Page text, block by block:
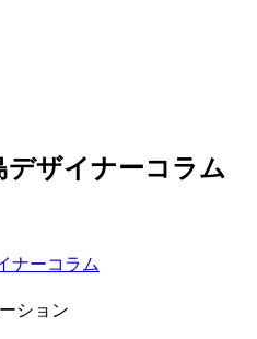
ナーコラム
ション